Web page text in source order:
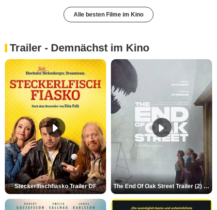
Alle besten Filme im Kino
Trailer - Demnächst im Kino
Steckerlfischfiasko Trailer DF The End Of Oak Street Trailer (2) DF